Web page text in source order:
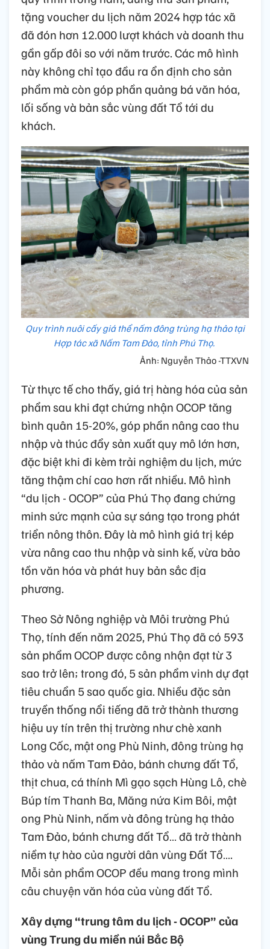
tặng voucher du lịch năm 2024 hợp tác xã
đã đón hơn 12.000 lượt khách và doanh thu
gần gấp đôi so với năm trước. Các mô hình
này không chỉ tạo đầu ra ổn định cho sản
phẩm mà còn góp phần quảng bá văn hóa,
lối sống và bản sắc vùng đất Tổ tới du
khách.
Quy trình nuôi cấy giá thể nấm đông trùng hạ thảo tại
Hợp tác xã Nấm Tam Đảo, tỉnh Phú Thọ.
Ảnh: Nguyễn Thảo -TTXVN
Từ thực tế cho thấy, giá trị hàng hóa của sản
phẩm sau khi đạt chứng nhận OCOP tăng
bình quân 15-20%, góp phần nâng cao thu
nhập và thúc đẩy sản xuất quy mô lớn hơn,
đặc biệt khi đi kèm trải nghiệm du lịch, mức
tăng thậm chí cao hơn rất nhiều. Mô hình
“du lịch - OCOP” của Phú Thọ đang chứng
minh sức mạnh của sự sáng tạo trong phát
triển nông thôn. Đây là mô hình giá trị kép
vừa nâng cao thu nhập và sinh kế, vừa bảo
tồn văn hóa và phát huy bản sắc địa
phương.
Theo Sở Nông nghiệp và Môi trường Phú
Thọ, tính đến năm 2025, Phú Thọ đã có 593
sản phẩm OCOP được công nhận đạt từ 3
sao trở lên; trong đó, 5 sản phẩm vinh dự đạt
tiêu chuẩn 5 sao quốc gia. Nhiều đặc sản
truyền thống nổi tiếng đã trở thành thương
hiệu uy tín trên thị trường như chè xanh
Long Cốc, mật ong Phù Ninh, đông trùng hạ
thảo và nấm Tam Đảo, bánh chưng đất Tổ,
thịt chua, cá thính Mì gạo sạch Hùng Lô, chè
Búp tím Thanh Ba, Măng nứa Kim Bôi, mật
ong Phù Ninh, nấm và đông trùng hạ thảo
Tam Đảo, bánh chưng đất Tổ… đã trở thành
niềm tự hào của người dân vùng Đất Tổ….
Mỗi sản phẩm OCOP đều mang trong mình
câu chuyện văn hóa của vùng đất Tổ.
Xây dựng “trung tâm du lịch - OCOP” của
vùng Trung du miền núi Bắc Bộ